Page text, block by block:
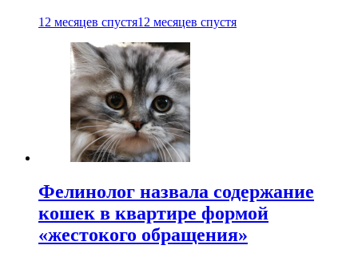
12 месяцев спустя12 месяцев спустя
Фелинолог назвала содержание
кошек в квартире формой
«жестокого обращения»